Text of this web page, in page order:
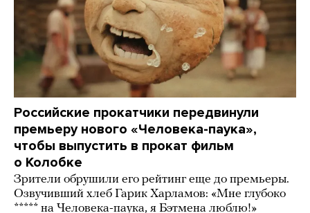
Российские прокатчики передвинули
премьеру нового «Человека-паука»,
чтобы выпустить в прокат фильм
о Колобке
Зрители обрушили его рейтинг еще до премьеры.
Озвучивший хлеб Гарик Харламов: «Мне глубоко
***** на Человека-паука, я Бэтмена люблю!»